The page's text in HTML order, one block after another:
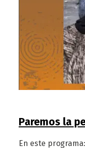
Paremos la
En este